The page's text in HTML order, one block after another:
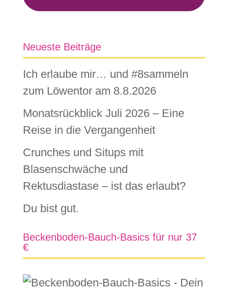
Neueste Beiträge
Ich erlaube mir… und #8sammeln
zum Löwentor am 8.8.2026
Monatsrückblick Juli 2026 – Eine
Reise in die Vergangenheit
Crunches und Situps mit
Blasenschwäche und
Rektusdiastase – ist das erlaubt?
Du bist gut.
Beckenboden-Bauch-Basics für nur 37
€